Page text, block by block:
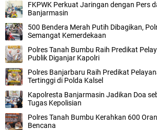
FKPWK Perkuat Jaringan dengan Pers
Banjarmasin
500 Bendera Merah Putih Dibagikan,
Semangat Kemerdekaan
Polres Tanah Bumbu Raih Predikat
Publik Diganjar Kapolri
Polres Banjarbaru Raih Predikat
Tertinggi di Polda Kalsel
Kapolresta Banjarmasin Jadikan Doa
Tugas Kepolisian
Polres Tanah Bumbu Kerahkan 600
Bencana